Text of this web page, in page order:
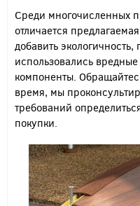
Среди многочисленных
отличается
добавить
использовались
компоненты.
время, мы
требований
покупки.